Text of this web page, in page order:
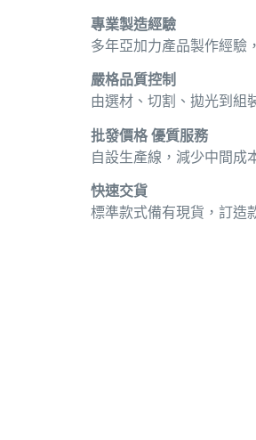
專業製造經驗
多年亞加力產品製作經驗
嚴格品質控制
由選材、切割、拋光到組
批發價格 優質服務
自設生產線，減少中間成
快速交貨
標準款式備有現貨，訂造